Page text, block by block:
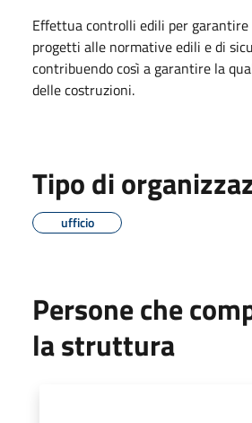
Effettua controlli edili per
progetti alle normative edili e di
contribuendo così a garantire la
delle costruzioni.
Tipo di
ufficio
Persone che
la struttura